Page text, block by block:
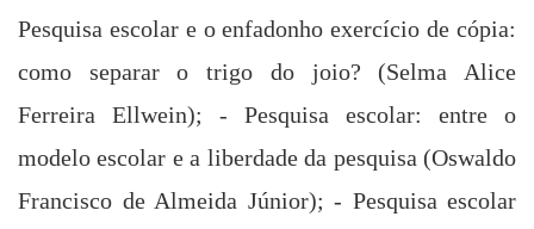
Pesquisa escolar e o enfadonho exercício de cópia:
como separar o trigo do joio? (Selma Alice
Ferreira Ellwein); - Pesquisa escolar: entre o
modelo escolar e a liberdade da pesquisa (Oswaldo
Francisco deAlmeida Júnior); - Pesquisa escolar